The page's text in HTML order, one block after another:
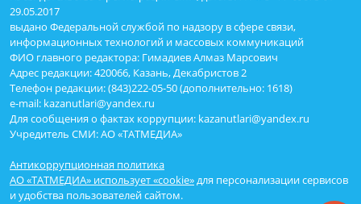
29.05.2017
выдано Федеральной службой по надзору в сфере связи,
информационных технологий и массовых коммуникаций
ФИО главного редактора: Гимадиев Алмаз Марсович
Адрес редакции: 420066, Казань, Декабристов 2
Телефон редакции: (843)222-05-50 (дополнительно: 1618)
e-mail: kazanutlari@yandex.ru
Для сообщения о фактах коррупции: kazanutlari@yandex.ru
Учредитель СМИ: АО «ТАТМЕДИА»
Антикоррупционная политика
АО «ТАТМЕДИА» использует «cookie»для персонализации сервисов
и удобства пользователей сайтом.